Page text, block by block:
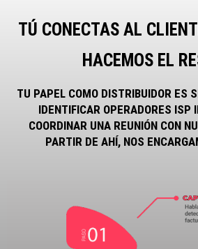
TÚ CONECTAS AL
HACEMOS EL
TU PAPEL COMO DISTRIBUIDOR ES
IDENTIFICAR OPERADORES ISP
COORDINAR UNA REUNIÓN CON
PARTIR DE AHÍ, NOS